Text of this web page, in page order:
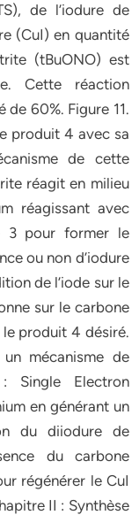
de l’iodure de
(CuI) en quantité
(tBuONO) est
Cette réaction
de 60%. Figure 11.
produit 4 avec sa
de cette
réagit en milieu
réagissant avec
3 pour former le
ou non d’iodure
de l’iode sur le
sur le carbone
produit 4 désiré.
mécanisme de
Single Electron
en générant un
du diiodure de
du carbone
régénérer le CuI
II : Synthèse